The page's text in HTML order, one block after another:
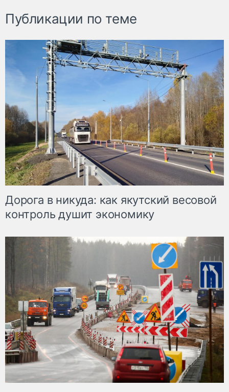
Публикации по теме
Дорога в никуда: как якутский весовой
контроль душит экономику